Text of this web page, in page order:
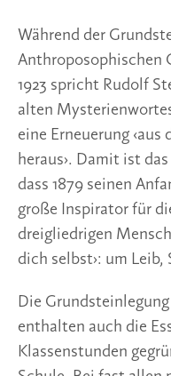
Während der
Anthroposophischen
1923 spricht Rudolf
alten
eine Erneuerung
heraus›. Damit ist
dass 1879 seinen
große Inspirator für
dreigliedrigen
dich selbst›: um Leib,
Die
enthalten auch die
Klassenstunden